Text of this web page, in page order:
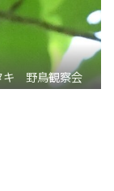
キ 野鳥観察会